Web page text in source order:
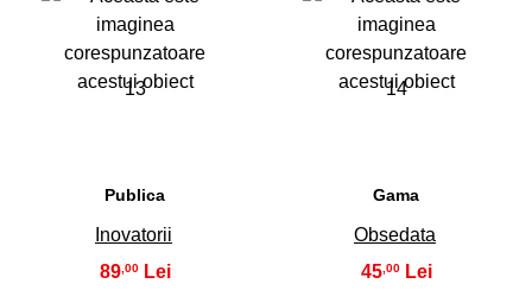
13
Publica
Inovatorii
89,00
14
Gama
Obsedata
45,00